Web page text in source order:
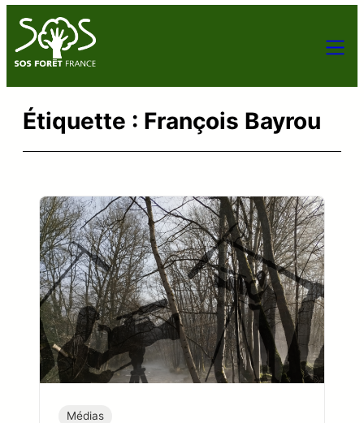
Aller
au
contenu
Étiquette : François Bayrou
Médias